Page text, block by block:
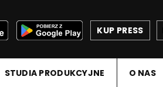
KUP PRESS
STUDIA PRODUKCYJNE O NAS